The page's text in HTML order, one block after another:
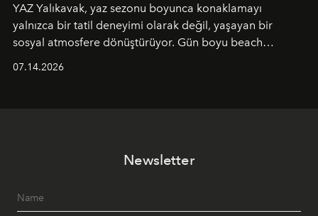
YAZ Yalıkavak, yaz sezonu boyunca konaklamayı
yalnızca bir tatil deneyimi olarak değil, yaşayan bir
sosyal atmosfere dönüştürüyor. Gün boyu beach
geceye taşıyarak her hafta farklı bir deneyim sunuyor.
07.14.2026
Newsletter